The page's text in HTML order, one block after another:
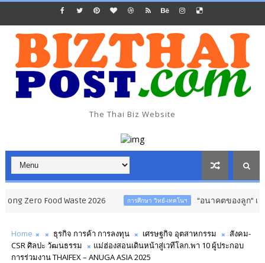
The Thai Biz Website
Waste 2026 การศึกษา วิทย์-เทคโนฯ “อนาคตของลูก” เริ่มต้นจากก
Home ธุรกิจ การค้า การลงทุน เศรษฐกิจ อุตสาหกรรม
สังคม-
CSR ศิลปะ วัฒนธรรม
แม่ฮ่องสอนเดินหน้าสู่เวทีโลก.พา​ 10 ผู้ประกอบ
การร่วมงาน THAIFEX – ANUGA ASIA 2025